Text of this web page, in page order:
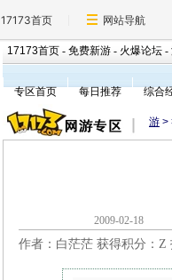
17173首页 网站导航
17173首页 - 免费新游 - 火爆论坛 -
专区首页
每日推荐 综合
游 >
2009-
作者：白茫茫 获得积分： Z